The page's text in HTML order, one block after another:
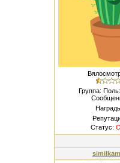
Группа:
Статус: